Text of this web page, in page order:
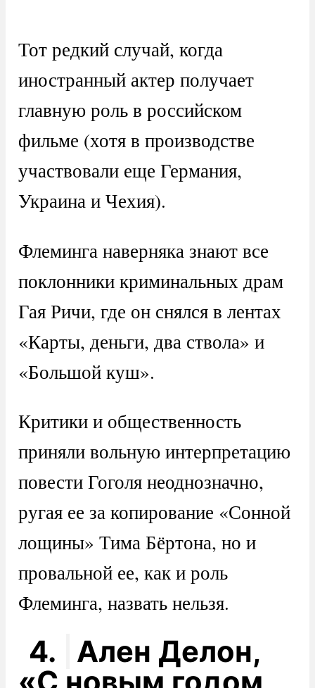
Тот редкий случай, когда
иностранный актер получает
главную роль в российском
фильме (хотя в производстве
участвовали еще Германия,
Украина и Чехия).
Флеминга наверняка знают все
поклонники криминальных драм
Гая Ричи, где он снялся в лентах
«Карты, деньги, два ствола» и
«Большой куш».
Критики и общественность
приняли вольную интерпретацию
повести Гоголя неоднозначно,
ругая ее за копирование «Сонной
лощины» Тима Бёртона, но и
провальной ее, как и роль
Флеминга, назвать нельзя.
4.
Ален Делон,